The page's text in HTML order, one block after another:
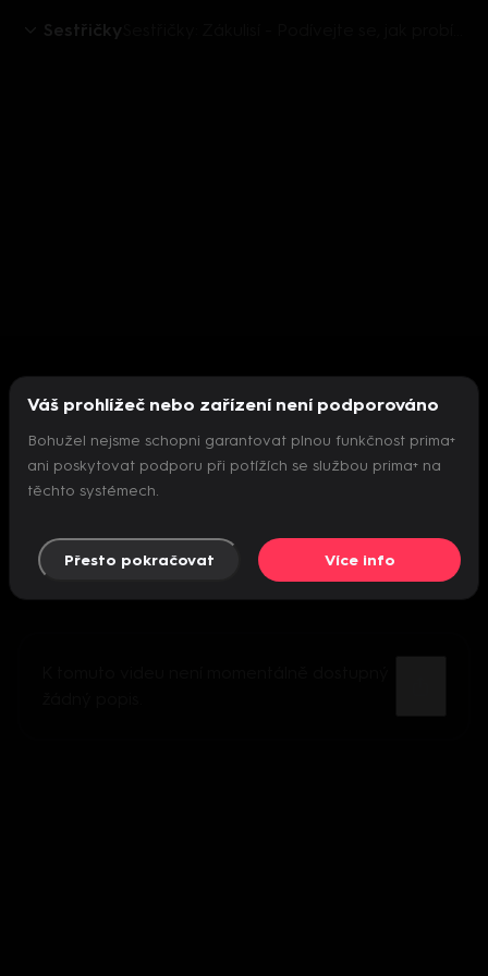
Sestřičky
Nepodařilo se inicializovat přehrávač
Váš prohlížeč nebo zařízení není podporováno
Bohužel nejsme schopni garantovat plnou funkčnost prima+
ani poskytovat podporu při potížích se službou prima+ na
těchto systémech.
Přesto pokračovat Více info